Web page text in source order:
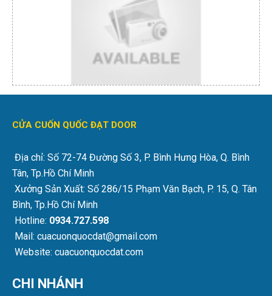
CỬA CUỐN QUỐC ĐẠT DOOR
Địa chỉ: Số 72-74 Đường Số 3, P. Bình Hưng Hòa, Q. Bình
Tân, Tp.Hồ Chí Minh
Xưởng Sản Xuất: Số 286/15 Phạm Văn Bạch, P. 15, Q. Tân
Bình, Tp.Hồ Chí Minh
Hotline: 0934.727.598
Mail: cuacuonquocdat@gmail.com
Website: cuacuonquocdat.com
CHI NHÁNH